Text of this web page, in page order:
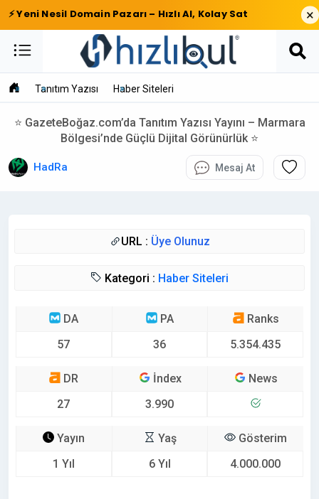
⚡ Yeni Nesil Domain Pazarı – Hızlı Al, Kolay Sat ×
Tanıtım Yazısı Haber Siteleri
⭐ GazeteBoğaz.com’da Tanıtım Yazısı Yayını – Marmara
Bölgesi’nde Güçlü Dijital Görünürlük ⭐
HadRa Mesaj At
URL : Üye Olunuz
Kategori : Haber Siteleri
DA
57
PA
36
Ranks
5.354.435
DR
27
İndex
3.990
News
Yayın
1 Yıl
Yaş
6 Yıl
Gösterim
4.000.000